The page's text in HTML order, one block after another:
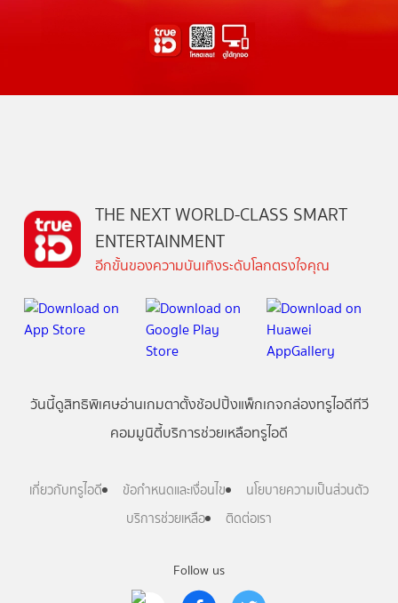
Follow us
THE NEXT WORLD-CLASS SMART
ENTERTAINMENT
อีกขั้นของความบันเทิงระดับโลกตรงใจคุณ
วันนี้ดูสิทธิพิเศษอ่านเกมตาตั้งช้อปปิ้งแพ็กเกจกล่องทรูไอดีทีวี
คอมมูนิตี้บริการช่วยเหลือทรูไอดี
เกี่ยวกับทรูไอดี ข้อกำหนดและเงื่อนไข
นโยบายความเป็นส่วนตัว
บริการช่วยเหลือ
ติดต่อเรา